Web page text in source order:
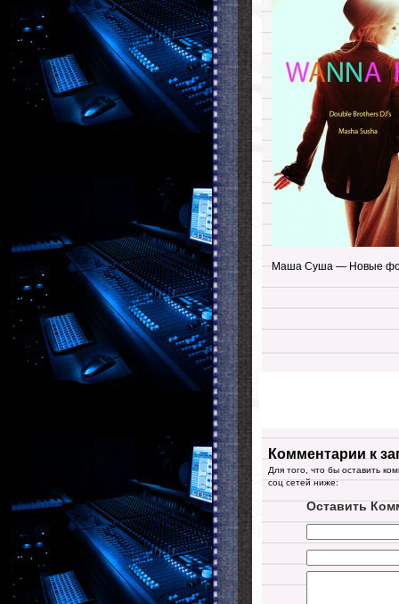
Маша Суша — Новые
Комментарии к
Для того, что бы оставить
соц сетей ниже:
Оставить